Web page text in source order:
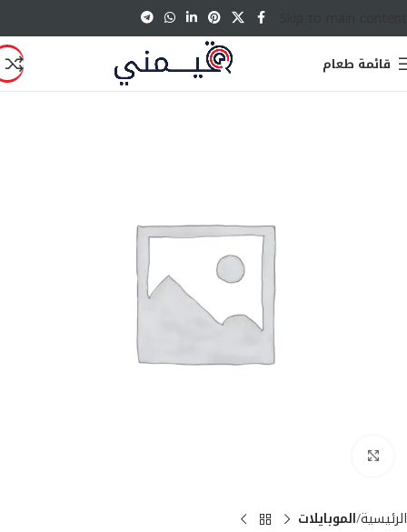
قائمة طعام
الرئيسية الموبايلات